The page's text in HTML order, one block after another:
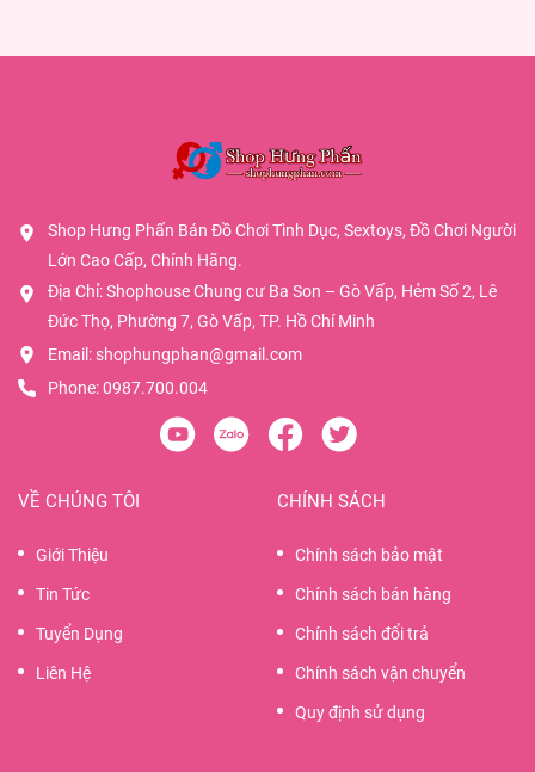
Shop Hưng Phấn Bán Đồ Chơi Tình Dục, Sextoys, Đồ Chơi Người
Lớn Cao Cấp, Chính Hãng.
Địa Chỉ: Shophouse Chung cư Ba Son – Gò Vấp, Hẻm Số 2, Lê
Đức Thọ, Phường 7, Gò Vấp, TP. Hồ Chí Minh
Email: shophungphan@gmail.com
Phone:0987.700.004
VỀ CHÚNG TÔI
Giới Thiệu
Tin Tức
Tuyển Dụng
Liên Hệ
CHÍNH SÁCH
Chính sách bảo mật
Chính sách bán hàng
Chính sách đổi trả
Chính sách vận chuyển
Quy định sử dụng